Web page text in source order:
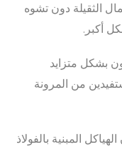
الثقيلة دون تشوه
أكبر.
بشكل متزايد
من المرونة
المبنية بالفولاذ